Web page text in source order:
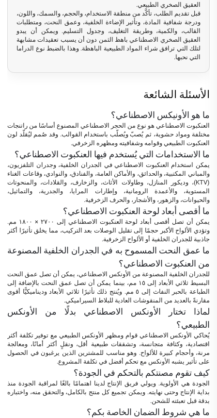
العقيق الصخري الطبيعي.
قبل تقديم الطلب، تأكَّد من منطقة الاستخدام، والحجم، والسمك، واللون،
ودرجة شفافية المادة، وتأثير الإضاءة الخلفية، وعمق النحت، ومتطلبات
القالب، والكمية، وطريقة التغليف، وجدول التسليم. ويمكن أن يبدو
العقيق الصخري الاصطناعي باهظ الثمن دون أن يسبب تعقيدات مشابهة
لتلك التي ترافق شراء المواد الطبيعية الباهظة. وهذا بالضبط نوع الدراما
التي نحبها.
الأسئلة الشائعة
ما هو الأونيكس الاصطناعي؟
العنكبوت الاصطناعي هو نوع من الحجر الاصطناعي المصنوع أساسًا من راتنجات
مختلفة ومواد حشوية، ثم يُصبّ ويُصلّب باستخدام القوالب. وقد صُمم ليُقلّد لون
العنكبوت الطبيعي وقوامه وشفافيته ومظهره الزخرفي.
ما الاستخدامات التي يُستخدم فيها العنكبوت الاصطناعي؟
يمكن استخدام العنكبوت الاصطناعي في الجدران الخلفية، وجدران التلفزيون،
والمباني المكتبية، والحدائق، والأماكن العامة، والفنادق، والنوادي، وقاعات الغناء
(KTV)، وديكور المنازل، وطاولات الأثاث، والزخارف، والقلادات، والمنحوتات
المستوية، والأعمدة الرومانية، وإطارات المرايا، والجدرية، والتماثيل،
والحيوانات، والزهور، والأشجار، والحرف الزخرفية.
ما أقصى أبعاد لوحة العنكبوت الاصطناعي؟
يمكن أن تصل أقصى أبعاد لوحة العنكبوت الاصطناعي إلى ٢٧٠٠ × ١٨٠٠ مم.
وتؤدي الألواح الأكبر حجمًا إلى تقليل الوصلات بعد التركيب، مما يخلق تأثيرًا أكثر
جاذبية للجدران الخلفية أو الألواح الزخرفية.
ما عمق النحت المسموح به في الجدران الخلفية المصنوعة
من العنكبوت الاصطناعي؟
للجدران الخلفية المصنوعة من الأونكس الاصطناعي، يمكن أن تصل عمق النحت
البسيط ثلاثي الأبعاد إلى ١٥ مم، بينما يمكن أن تصل عمق النحت بالإضافة إلى
الطباعة بالحبر النفاث إلى ٥ مم. ويُنتج ذلك تأثيرًا ثلاثي الأبعاد وديناميكيًّا أقوى
مقارنةً بالعديد من المنقوشات العادية للبلاط السيراميكي.
لماذا تختار الأونكس الاصطناعي بدلًا من الأونكس
الطبيعي؟
يُحاكي الأونكس الاصطناعي قوام ومظهر الأونكس الطبيعي مع توفير تكلفة أكثر
اقتصادية، وكثافة متجانسة، وتشققات طبيعية أقل، ونقلٍ أكثر أمانًا، ومعالجة
مرنة، وأحجام كبيرة للألواح. وهو مناسب للمشترين الذين يرغبون في الحصول
على تأثير يشبه الأونكس مع تحكم أفضل في تكلفة المشروع.
كيف تقوم مصنتكم بالتحكم في الجودة؟
الجودة هي الأولوية. ويولي فريق الإنتاج لدينا اهتمامًا بالغًا لمراقبة الجودة منذ
بداية الإنتاج وحتى نهايته. ويمكن تجميع كل منتج بالكامل، والتحقق منه، واختباره
بدقة قبل تعبئته للشحن.
ما هي شروط الضمان الخاصة بكم؟